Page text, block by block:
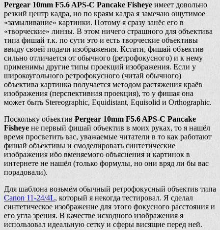
Pergear 10mm F5.6 APS-C Pancake Fisheye имеет довольно
резкий центр кадра, но по краям кадра я замечаю ощутимое
«замыливание» картинки. Потому я сразу занёс его в
«творческие» линзы. В этом ничего страшного для объектива
типа фишай т.к. по сути это и есть творческие объективы
ввиду своей подачи изображения. Кстати, фишай объектив
сильно отличается от обычного (ретрофокусного) и к нему
применимы другие типы проекций изображения. Если у
широкоугольного ретрофокусного (читай обычного)
объектива картинка получается методом растяжения краёв
изображения (перспективная проекция), то у фишая она
может быть Stereographic, Equidistant, Equisolid и Orthographic.
Поскольку объектив Pergear 10mm F5.6 APS-C Pancake
Fisheye не первый фишай объектив в моих руках, то я нашёл
время просветить вас, уважаемые читатели в то как работают
фишай объективы и смоделировать синтетические
изображения ибо вменяемого объяснения и картинок в
интернете не нашёл (только формулы, но они вряд ли бы вас
порадовали).
Для шаблона возьмём обычный ретрофокусный объектив типа
Canon 11-24/4L, который я некогда тестировал. Я сделал
синтетическое изображение для этого фокусного расстояния и
его угла зрения. В качестве исходного изображения я
использовал идеальную сетку и сферы висящие перед ней.